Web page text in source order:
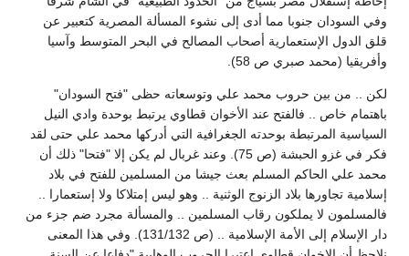
وفي السودان جنوبا مما أدى إلى نشوء المسألة المصرية كتعبير عن
قلق الدول الإستعمارية أصحاب المصالح في البحر المتوسط وآسيا
وأفريقيا (محمد صبري ص 58).
لكن .. من بين حروب محمد علي وتوسعاته حظى "فتح السودان"
باهتمام خاص .. فالفتح عند الأخوان قطاوي يرتبط بوحدة وادي النيل
السياسية المرتبطة بوحدته الجغرافية التي أدركها محمد علي حتى لقد
فكر في غزو الحبشة (ص 75). وعند غربال لم يكن إلا "فتحا" ذلك أن
محمد علي الحاكم المسلم بعث جيشا من المسلمين للفتح في بلاد
إسلامية تجاورها بلاد الزنوج الوثنية .. وهو ليس إمتلاكا ولا إستعمارا ..
فالمسلمون لا يملكون رقاب المسلمين .. والمسألة مجرد ضم جزء من
دار الإسلام إلى الأمة الإسلامية .. (ص 131/132). وفي هذا المعنى